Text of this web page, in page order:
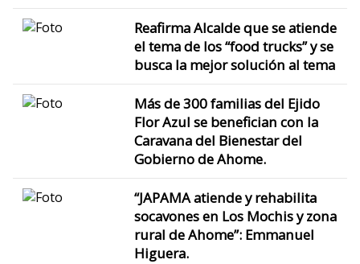
Reafirma Alcalde que se atiende
el tema de los “food trucks” y se
busca la mejor solución al tema
Más de 300 familias del Ejido
Flor Azul se benefician con la
Caravana del Bienestar del
Gobierno de Ahome.
“JAPAMA atiende y rehabilita
socavones en Los Mochis y zona
rural de Ahome”: Emmanuel
Higuera.